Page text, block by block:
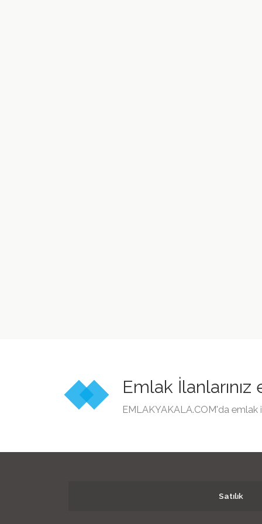
Emlak
EMLAKYAKALA.COM'da emlak
Satılık